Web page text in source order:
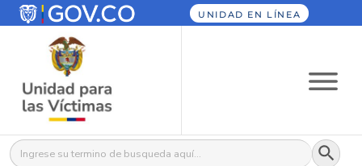
UNIDAD EN LÍNEA
Buscar: Botón